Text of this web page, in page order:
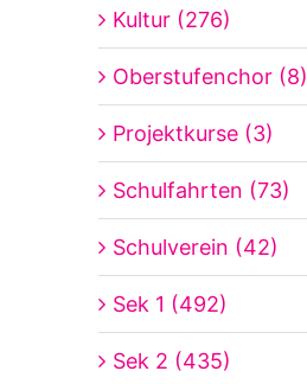
Kultur (276)
Oberstufenchor (8)
Projektkurse (3)
Schulfahrten (73)
Schulverein (42)
Sek 1 (492)
Sek 2 (435)